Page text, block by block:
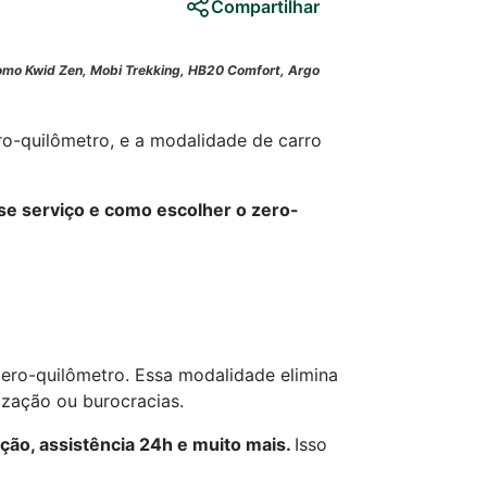
Compartilhar
Kwid Zen, Mobi Trekking, HB20 Comfort, Argo
quilômetro, e a modalidade de carro
serviço e como escolher o zero-
quilômetro. Essa modalidade elimina
ou burocracias.
assistência 24h e muito mais. Isso